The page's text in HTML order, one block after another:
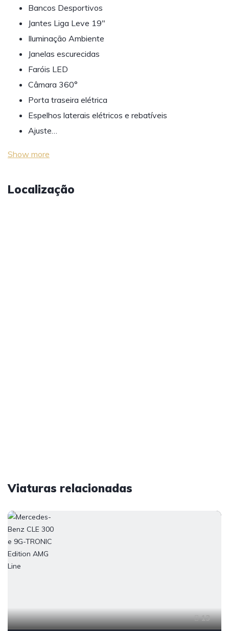
Bancos Desportivos
Jantes Liga Leve 19"
Iluminação Ambiente
Janelas escurecidas
Faróis LED
Câmara 360°
Porta traseira elétrica
Espelhos laterais elétricos e rebatíveis
Ajuste…
Show more
Localização
Viaturas relacionadas
13